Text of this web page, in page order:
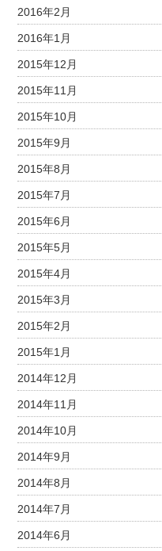
2016年2月
2016年1月
2015年12月
2015年11月
2015年10月
2015年9月
2015年8月
2015年7月
2015年6月
2015年5月
2015年4月
2015年3月
2015年2月
2015年1月
2014年12月
2014年11月
2014年10月
2014年9月
2014年8月
2014年7月
2014年6月